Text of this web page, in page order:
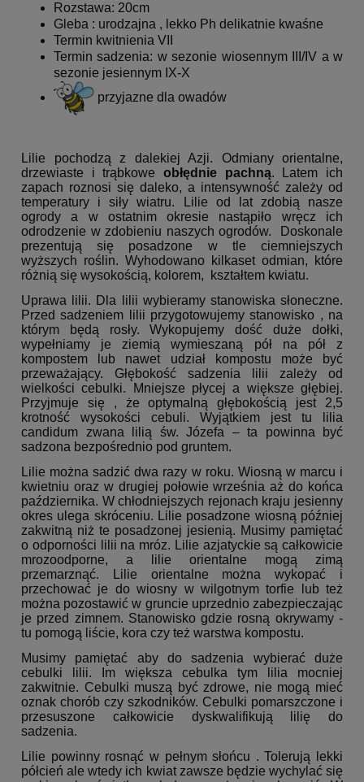
Rozstawa: 20cm
Gleba : urodzajna , lekko Ph delikatnie kwaśne
Termin kwitnienia VII
Termin sadzenia: w sezonie wiosennym III/IV a w
sezonie jesiennym IX-X
przyjazne dla owadów
Lilie pochodzą z dalekiej Azji. Odmiany orientalne,
drzewiaste i trąbkowe obłędnie pachną. Latem ich
zapach roznosi się daleko, a intensywność zależy od
temperatury i siły wiatru. Lilie od lat zdobią nasze
ogrody a w ostatnim okresie nastąpiło wręcz ich
odrodzenie w zdobieniu naszych ogrodów. Doskonale
prezentują się posadzone w tle ciemniejszych
wyższych roślin. Wyhodowano kilkaset odmian, które
różnią się wysokością, kolorem, kształtem kwiatu.
Uprawa lilii. Dla lilii wybieramy stanowiska słoneczne.
Przed sadzeniem lilii przygotowujemy stanowisko , na
którym będą rosły. Wykopujemy dość duże dołki,
wypełniamy je ziemią wymieszaną pół na pół z
kompostem lub nawet udział kompostu może być
przeważający. Głębokość sadzenia lilii zależy od
wielkości cebulki. Mniejsze płycej a większe głębiej.
Przyjmuje się , że optymalną głębokością jest 2,5
krotność wysokości cebuli. Wyjątkiem jest tu lilia
candidum zwana lilią św. Józefa – ta powinna być
sadzona bezpośrednio pod gruntem.
Lilie można sadzić dwa razy w roku. Wiosną w marcu i
kwietniu oraz w drugiej połowie września aż do końca
października. W chłodniejszych rejonach kraju jesienny
okres ulega skróceniu. Lilie posadzone wiosną później
zakwitną niż te posadzonej jesienią. Musimy pamiętać
o odporności lilii na mróz. Lilie azjatyckie są całkowicie
mrozoodporne, a lilie orientalne mogą zimą
przemarznąć. Lilie orientalne można wykopać i
przechować je do wiosny w wilgotnym torfie lub też
można pozostawić w gruncie uprzednio zabezpieczając
je przed zimnem. Stanowisko gdzie rosną okrywamy -
tu pomogą liście, kora czy też warstwa kompostu.
Musimy pamiętać aby do sadzenia wybierać duże
cebulki lilii. Im większa cebulka tym lilia mocniej
zakwitnie. Cebulki muszą być zdrowe, nie mogą mieć
oznak chorób czy szkodników. Cebulki pomarszczone i
przesuszone całkowicie dyskwalifikują lilię do
sadzenia.
Lilie powinny rosnąć w pełnym słońcu . Tolerują lekki
półcień ale wtedy ich kwiat zawsze będzie wychylać się